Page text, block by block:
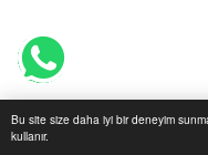
Bu site size daha iyi bir deneyim
kullanır.
Anasayfa